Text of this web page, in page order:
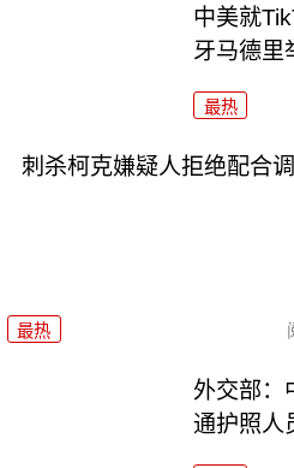
中美就
牙马德里
最热
刺杀柯克嫌疑人拒绝配合
最热
外交部：
通护照人